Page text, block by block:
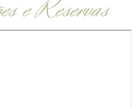
e Reservas